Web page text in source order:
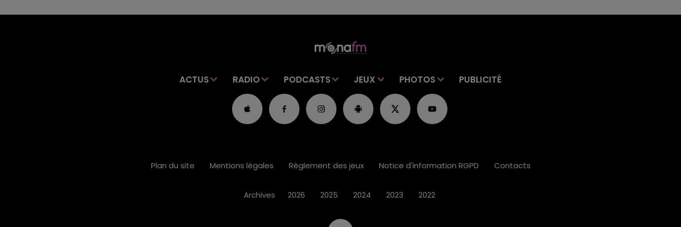
ACTUS RADIO PODCASTS JEUX PHOTOS PUBLICITÉ
Plan du site Mentions légales Règlement des jeux Notice d'information RGPD Contacts
Archives 2026 2025 2024 2023 2022